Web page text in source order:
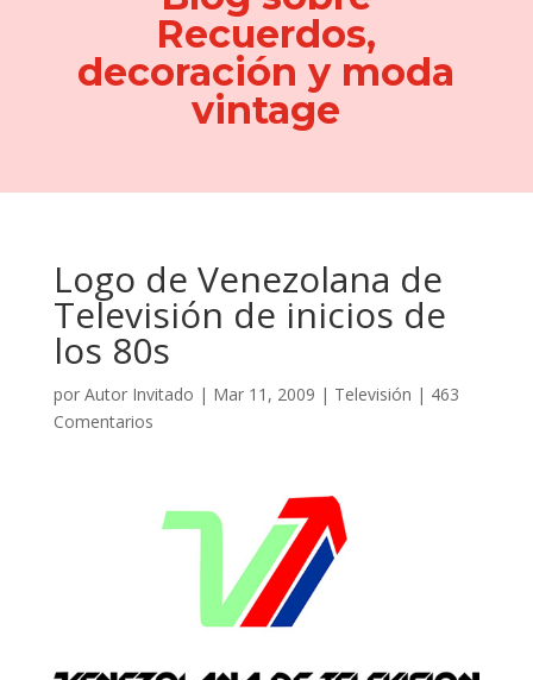
Recuerdos,
decoración y moda
vintage
Logo de Venezolana de
Televisión de inicios de
los 80s
por Autor Invitado | Mar 11, 2009 | Televisión | 463
Comentarios